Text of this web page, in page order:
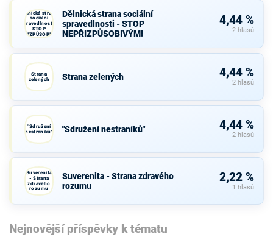
Dělnická strana
sociální
spravedlnosti -
STOP
NEPŘIZPŮSOBIVÝM!
Dělnická strana sociální
spravedlnosti - STOP
NEPŘIZPŮSOBIVÝM!
4,44 %
2 hlasů
Strana
zelených
Strana zelených 4,44 %
2 hlasů
"Sdružení
nestraníků"
"Sdružení nestraníků" 4,44 %
2 hlasů
Suverenita
- Strana
zdravého
rozumu
Suverenita - Strana zdravého
rozumu
2,22 %
1 hlasů
Nejnovější příspěvky k tématu